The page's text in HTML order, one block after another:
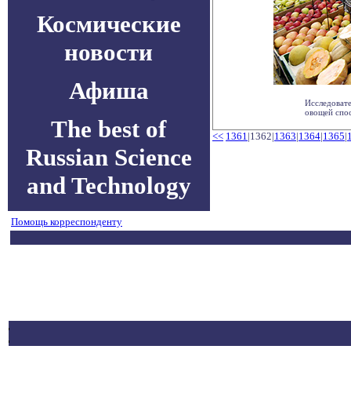
Космические
новости
Афиша
The best of
Russian Science
and Technology
овощей
<< 1361|1362|1363|1364|1365|
Помощь корреспонденту